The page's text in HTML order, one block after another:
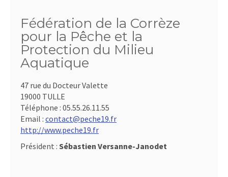
Fédération de la Corrèze
pour la Pêche et la
Protection du Milieu
Aquatique
47 rue du Docteur Valette
19000 TULLE
Téléphone : 05.55.26.11.55
Email : contact@peche19.fr
http://www.peche19.fr
Président : Sébastien Versanne-Janodet